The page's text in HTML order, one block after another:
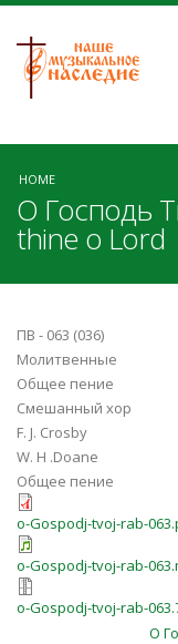
HOME
О Господь
thine o Lord
ПВ - 063 (036)
Молитвенные
Общее пение
Смешанный хор
F. J. Crosby
W. H .Doane
Общее пение
o-Gospodj-tvoj-rab-
o-Gospodj-tvoj-rab-
o-Gospodj-tvoj-rab-
О